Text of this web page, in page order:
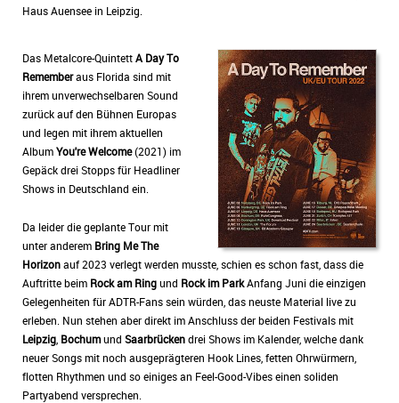
Haus Auensee in Leipzig.
Das Metalcore-QuintettA Day To
Rememberaus Florida sind mit
ihrem unverwechselbaren Sound
zurück auf den Bühnen Europas
und legen mit ihrem aktuellen
AlbumYou're Welcome(2021) im
Gepäck drei Stopps für Headliner
Shows in Deutschland ein.
Da leider die geplante Tour mit
unter anderem Bring Me The
Horizonauf 2023 verlegt werden musste, schien es schon fast, dass die
Auftritte beim Rock am Ringund Rock im ParkAnfang Juni die einzigen
Gelegenheiten für ADTR-Fans sein würden, das neuste Material live zu
erleben. Nun stehen aber direkt im Anschluss der beiden Festivals mit
Leipzig Bochumund Saarbrückendrei Shows im Kalender, welche dank
neuer Songs mit noch ausgeprägteren Hook Lines, fetten Ohrwürmern,
flotten Rhythmen und so einiges an Feel-Good-Vibes einen soliden
Partyabend versprechen.